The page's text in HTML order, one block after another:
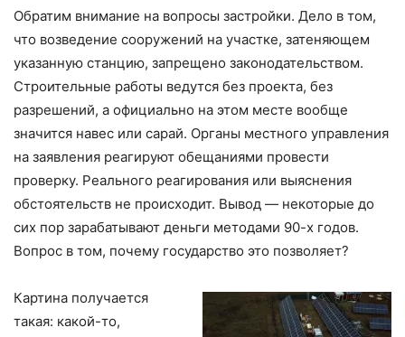
Обратим внимание на вопросы застройки. Дело в том,
что возведение сооружений на участке, затеняющем
указанную станцию, запрещено законодательством.
Строительные работы ведутся без проекта, без
разрешений, а официально на этом месте вообще
значится навес или сарай. Органы местного управления
на заявления реагируют обещаниями провести
проверку. Реального реагирования или выяснения
обстоятельств не происходит. Вывод — некоторые до
сих пор зарабатывают деньги методами 90-х годов.
Вопрос в том, почему государство это позволяет?
Картина получается
такая: какой-то,